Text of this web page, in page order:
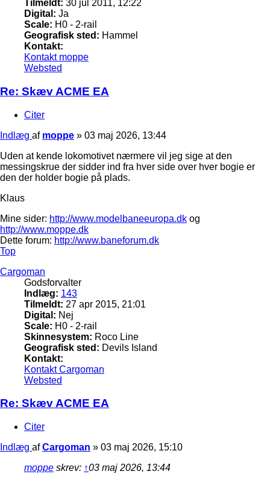
Tilmeldt: 30 jul 2011, 12:22
Digital: Ja
Scale: H0 - 2-rail
Geografisk sted: Hammel
Kontakt:
Kontakt moppe
Websted
Re: Skæv ACME EA
Citer
Indlæg af moppe » 03 maj 2026, 13:44
Uden at kende lokomotivet nærmere vil jeg sige at den
messingskrue der sidder ind fra hver side over hver bogie er
den der holder bogie på plads.
Klaus
Mine sider: http://www.modelbaneeuropa.dk og
http://www.moppe.dk
Dette forum: http://www.baneforum.dk
Top
Cargoman
Godsforvalter
Indlæg: 143
Tilmeldt: 27 apr 2015, 21:01
Digital: Nej
Scale: H0 - 2-rail
Skinnesystem: Roco Line
Geografisk sted: Devils Island
Kontakt:
Kontakt Cargoman
Websted
Re: Skæv ACME EA
Citer
Indlæg afCargoman » 03 maj 2026, 15:10
moppe skrev: ↑03 maj 2026, 13:44